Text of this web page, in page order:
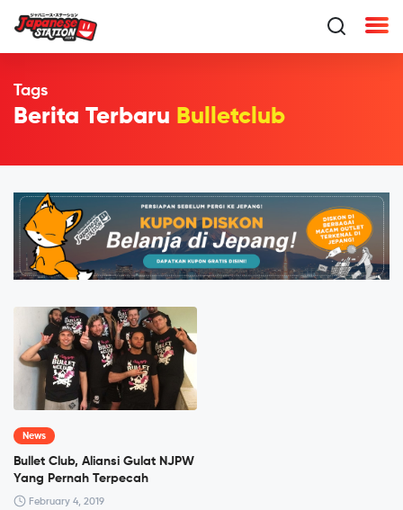
Tags
Berita Terbaru Bulletclub
News
Bullet Club, Aliansi Gulat NJPW
Yang Pernah Terpecah
February 4, 2019